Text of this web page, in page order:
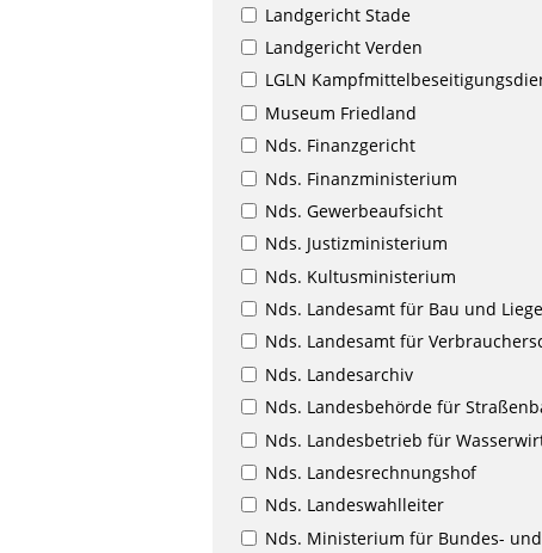
Landgericht Stade
Landgericht Verden
LGLN
Museum Friedland
Nds. Finanzgericht
Nds. Finanzministerium
Nds. Gewerbeaufsicht
Nds. Justizministerium
Nds. Kultusministerium
Nds. Landesamt für Bau und
Nds. Landesamt für
Nds. Landesarchiv
Nds. Landesbehörde für
Nds. Landesbetrieb für
Nds. Landesrechnungshof
Nds. Landeswahlleiter
Nds. Ministerium für Bundes-